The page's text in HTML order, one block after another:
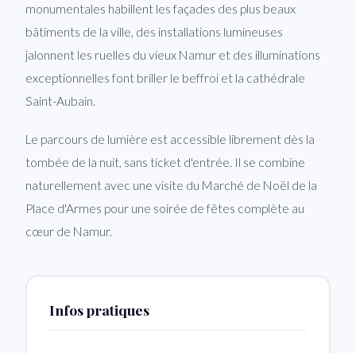
monumentales habillent les façades des plus beaux
bâtiments de la ville, des installations lumineuses
jalonnent les ruelles du vieux Namur et des illuminations
exceptionnelles font briller le beffroi et la cathédrale
Saint-Aubain.
Le parcours de lumière est accessible librement dès la
tombée de la nuit, sans ticket d'entrée. Il se combine
naturellement avec une visite du Marché de Noël de la
Place d'Armes pour une soirée de fêtes complète au
cœur de Namur.
Infos pratiques